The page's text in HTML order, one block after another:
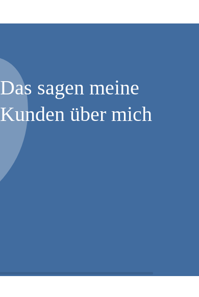
Das sagen meine
Kunden über mich